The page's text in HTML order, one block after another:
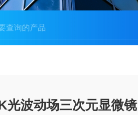
光波动场三次元显微镜